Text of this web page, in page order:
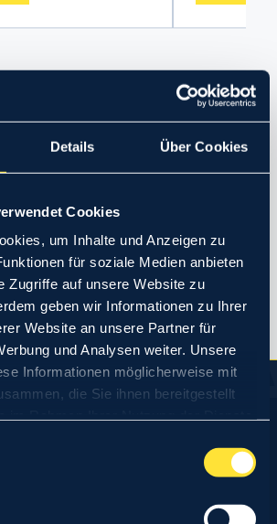
Details Über Cookies
Cookies
um Inhalte und Anzeigen zu
für soziale Medien anbieten
Zugriffe auf unsere Website zu
geben wir Informationen zu Ihrer
Website an unsere Partner für
und Analysen weiter. Unsere
Informationen möglicherweise mit
die Sie ihnen bereitgestellt
vereinbaren
und -Prüfungen – schnell,
Buchen Sie online oder
→
Gutachten und Kfz-
Potsdam und anderen